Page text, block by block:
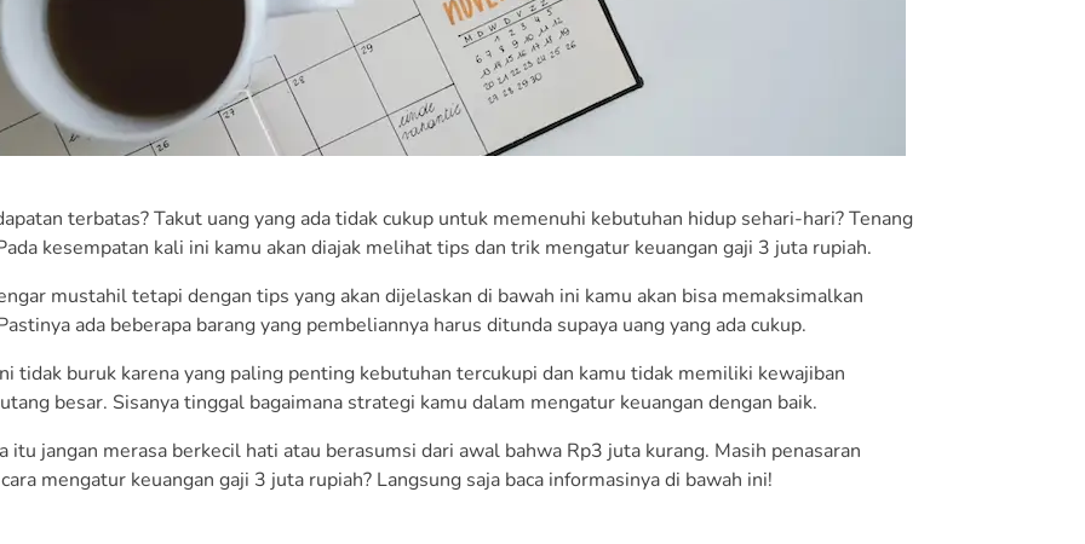
terbatas? Takut uang yang ada tidak cukup untuk memenuhi kebutuhan hidup sehari-hari? Tenang
kesempatan kali ini kamu akan diajak melihat tips dan trik mengatur keuangan gaji 3 juta rupiah.
mustahil tetapi dengan tips yang akan dijelaskan di bawah ini kamu akan bisa memaksimalkan
ada beberapa barang yang pembeliannya harus ditunda supaya uang yang ada cukup.
tidak buruk karena yang paling penting kebutuhan tercukupi dan kamu tidak memiliki kewajiban
besar. Sisanya tinggal bagaimana strategi kamu dalam mengatur keuangan dengan baik.
itu jangan merasa berkecil hati atau berasumsi dari awal bahwa Rp3 juta kurang. Masih penasaran
mengatur keuangan gaji 3 juta rupiah? Langsung saja baca informasinya di bawah ini!